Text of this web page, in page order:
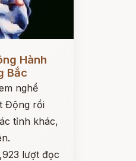
Hành
Bắc
nghề
Động rồi
tỉnh khác,
lượt đọc